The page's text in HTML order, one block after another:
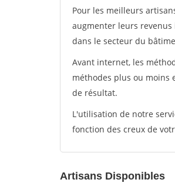
Pour les meilleurs
augmenter leurs
dans le secteur du
Avant internet, les
méthodes plus ou moins
de résultat.
L'utilisation de notre
fonction des creux de
Artisans Disponibles